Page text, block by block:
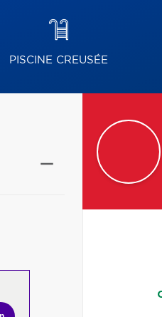
PISCINE CREUSÉE